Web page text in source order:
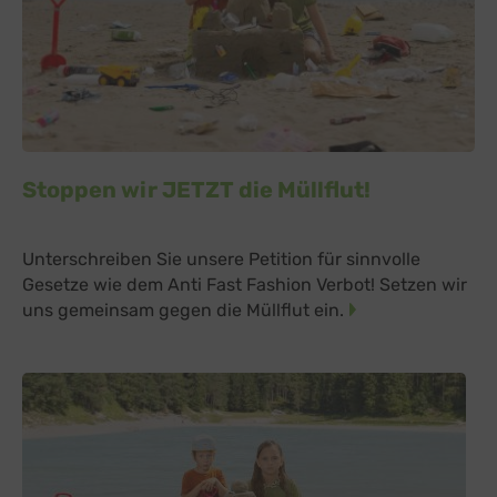
Stoppen wir JETZT die Müllflut!
Unterschreiben Sie unsere Petition für sinnvolle
Gesetze wie dem Anti Fast Fashion Verbot! Setzen wir
uns gemeinsam gegen die Müllflut ein.